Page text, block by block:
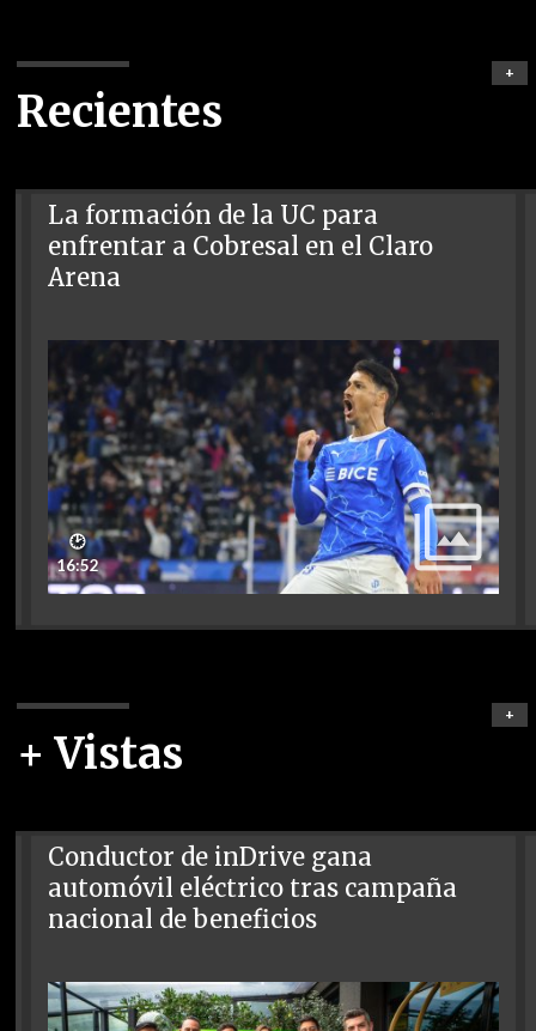
Recientes
+
La formación de la UC para
enfrentar a Cobresal en el Claro
Arena
🕑
16:52
+ Vistas
+
Conductor de inDrive gana
automóvil eléctrico tras campaña
nacional de beneficios